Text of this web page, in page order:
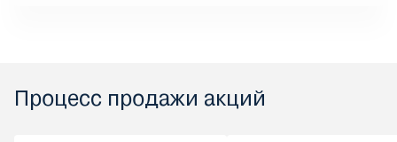
Процесс продажи акций